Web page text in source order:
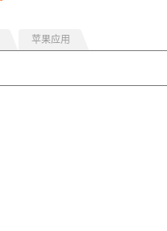
苹果应用